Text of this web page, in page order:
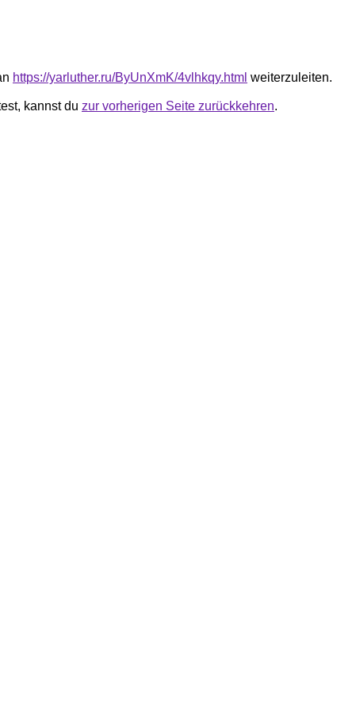
https://yarluther.ru/ByUnXmK/4vlhkqy.html weiterzuleiten.
kannst du zur vorherigen Seite zurückkehren.